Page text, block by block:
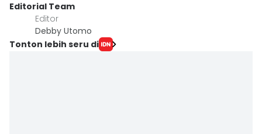
Editorial Team
Editor
Debby Utomo
Tonton lebih seru di